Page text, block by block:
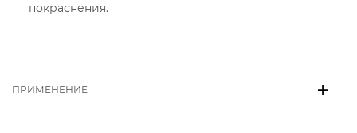
покраснения.
ПРИМЕНЕНИЕ